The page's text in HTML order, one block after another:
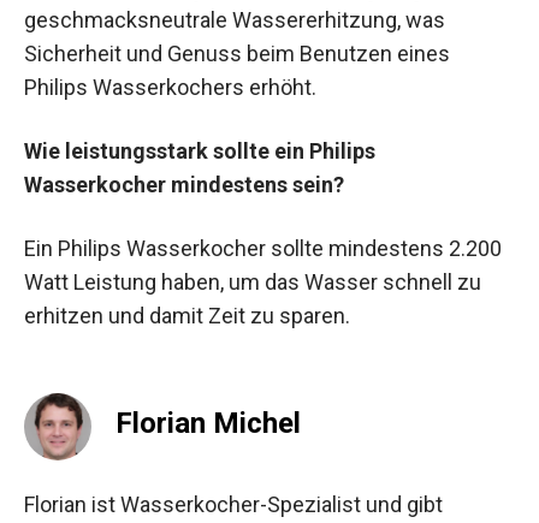
geschmacksneutrale Wassererhitzung, was
Sicherheit und Genuss beim Benutzen eines
Philips Wasserkochers erhöht.
Wie leistungsstark sollte ein Philips
Wasserkocher mindestens sein?
Ein Philips Wasserkocher sollte mindestens 2.200
Watt Leistung haben, um das Wasser schnell zu
erhitzen und damit Zeit zu sparen.
Florian Michel
Florian ist Wasserkocher-Spezialist und gibt